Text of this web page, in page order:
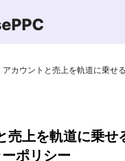
アカウントと売上を軌道に乗せ
売上を軌道に乗せ
ポリシー